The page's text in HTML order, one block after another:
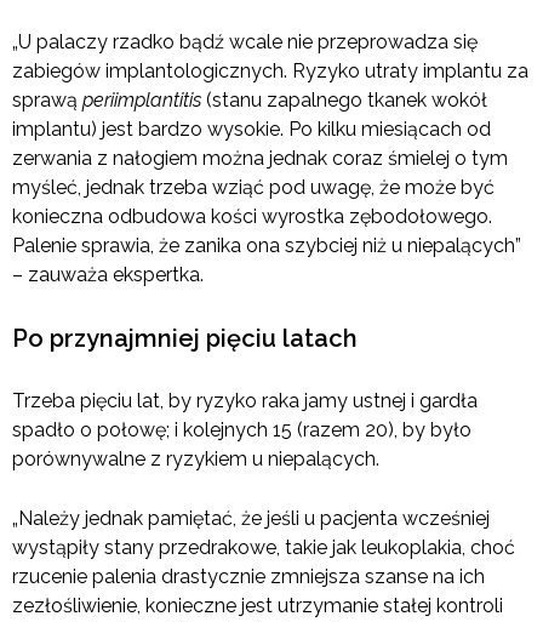
„U palaczy rzadko bądź wcale nie przeprowadza się
zabiegów implantologicznych. Ryzyko utraty implantu za
sprawą periimplantitis (stanu zapalnego tkanek wokół
implantu) jest bardzo wysokie. Po kilku miesiącach od
zerwania z nałogiem można jednak coraz śmielej o tym
myśleć, jednak trzeba wziąć pod uwagę, że może być
konieczna odbudowa kości wyrostka zębodołowego.
Palenie sprawia, że zanika ona szybciej niż u niepalących”
– zauważa ekspertka.
Po przynajmniej pięciu latach
Trzeba pięciu lat, by ryzyko raka jamy ustnej i gardła
spadło o połowę; i kolejnych 15 (razem 20), by było
porównywalne z ryzykiem u niepalących.
„Należy jednak pamiętać, że jeśli u pacjenta wcześniej
wystąpiły stany przedrakowe, takie jak leukoplakia, choć
rzucenie palenia drastycznie zmniejsza szanse na ich
zezłośliwienie, konieczne jest utrzymanie stałej kontroli